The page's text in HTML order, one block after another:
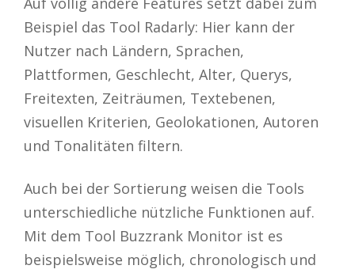
Beispiel das Tool Radarly: Hier kann der
Nutzer nach Ländern, Sprachen,
Plattformen, Geschlecht, Alter, Querys,
Freitexten, Zeiträumen, Textebenen,
visuellen Kriterien, Geolokationen, Autoren
und Tonalitäten filtern.
Auch bei der Sortierung weisen die Tools
unterschiedliche nützliche Funktionen auf.
Mit dem Tool Buzzrank Monitor ist es
beispielsweise möglich, chronologisch und